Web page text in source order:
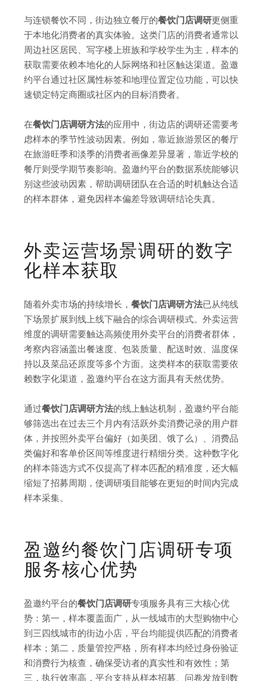
与连锁餐饮不同，街边独立餐厅的餐饮门店调研更侧重
于本地化消费者的真实体验。这类门店的消费者通常以
周边社区居民、写字楼上班族和学校学生为主，样本的
获取需要依赖本地化的人际网络和社区触达渠道。盈邀
约平台通过社区属性标签和地理位置定位功能，可以快
速锁定特定商圈或社区内的目标消费者。
在餐饮门店调研方法的应用中，街边店的调研还需要考
虑样本的季节性波动因素。例如，靠近旅游景区的餐厅
在旅游旺季和淡季的消费者画像差异显著，靠近学校的
餐厅则受学期节奏影响。盈邀约平台的数据系统能够识
别这些波动因素，帮助调研团队在合适的时机触达合适
的样本群体，避免因样本偏差导致调研结论失真。
外卖运营场景调研的数字
化样本获取
随着外卖市场的持续增长， 餐饮门店调研方法已从纯线
下场景扩展到线上线下融合的综合调研模式。外卖运营
维度的调研需要触达高频使用外卖平台的消费者群体，
考察内容涵盖出餐速度、包装质量、配送时效、温度保
持以及菜品还原度等多个方面。这类样本的获取需要依
赖数字化渠道，盈邀约平台在这方面具有天然优势。
通过餐饮门店调研方法的线上触达机制，盈邀约平台能
够筛选出在过去三个月内有活跃外卖消费记录的用户群
体，并按照外卖平台偏好（如美团、饿了么）、消费品
类偏好和客单价区间等维度进行精细分类。这种数字化
的样本筛选方式不仅提高了样本匹配的精准度，还大幅
缩短了招募周期，使调研项目能够在更短的时间内完成
样本采集。
盈邀约餐饮门店调研专项
服务核心优势
盈邀约平台的餐饮门店调研专项服务具有三大核心优
势：第一，样本覆盖面广，从一线城市的大型购物中心
到三四线城市的街边小店，平台均能提供匹配的消费者
样本；第二，质量管控严格，所有样本均经过身份验证
和消费行为核查，确保受访者的真实性和有效性；第
三，执行效率高，平台支持从样本招募、问卷发放到数